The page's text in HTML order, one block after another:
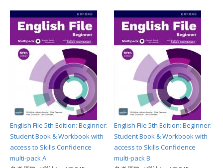
English File 5th Edition: Beginner:
Student Book & Workbook with
access to Skills Confidence
multi-pack A
English File 5th Edition: Beginner:
Student Book & Workbook with
access to Skills Confidence
multi-pack B